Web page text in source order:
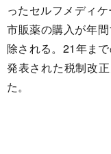
ったセルフメディ
市販薬の購入が年
除される。21年ま
発表された税制改
た。